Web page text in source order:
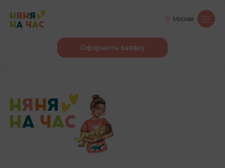
Москва
Оформить заявку